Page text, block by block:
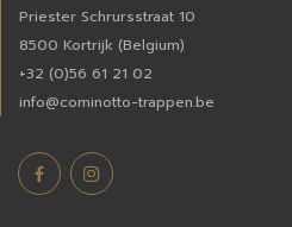
Priester Schrursstraat 10
8500 Kortrijk (Belgium)
+32 (0)56 61 21 02
info@cominotto-trappen.be